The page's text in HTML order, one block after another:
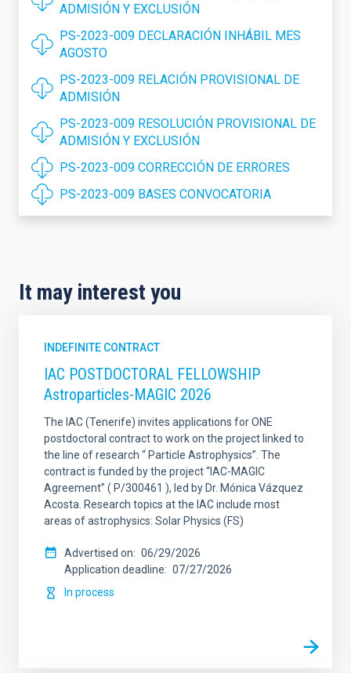
ADMISIÓN Y EXCLUSIÓN
PS-2023-009 DECLARACIÓN INHÁBIL MES
AGOSTO
PS-2023-009 RELACIÓN PROVISIONAL DE
ADMISIÓN
PS-2023-009 RESOLUCIÓN PROVISIONAL DE
ADMISIÓN Y EXCLUSIÓN
PS-2023-009 CORRECCIÓN DE ERRORES
PS-2023-009 BASES CONVOCATORIA
It may interest you
INDEFINITE CONTRACT
IAC POSTDOCTORAL FELLOWSHIP
Astroparticles-MAGIC 2026
The IAC (Tenerife) invites applications for ONE
postdoctoral contract to work on the project linked to
the line of research “ Particle Astrophysics”. The
contract is funded by the project “IAC-MAGIC
Agreement” ( P/300461 ), led by Dr. Mónica Vázquez
Acosta. Research topics at the IAC include most
areas of astrophysics: Solar Physics (FS)
Advertised on
06/29/2026
Application deadline
07/27/2026
In process